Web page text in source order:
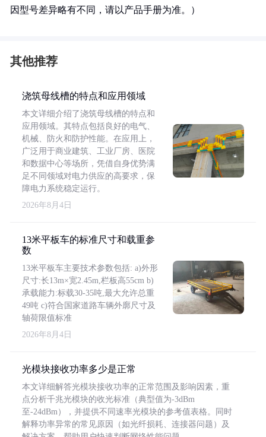
因型号差异略有不同，请以产品手册为准。）
其他推荐
浇筑母线槽的特点和应用领域
本文详细介绍了浇筑母线槽的特点和
应用领域。其特点包括良好的电气、
机械、防火和防护性能。在应用上，
广泛用于商业建筑、工业厂房、医院
和数据中心等场所，凭借自身优势满
足不同领域对电力供应的高要求，保
障电力系统稳定运行。
2026年8月4日
13米平板车的标准尺寸和载重参
数
13米平板车主要技术参数包括: a)外形
尺寸:长13m×宽2.45m,栏板高55cm b)
承载能力:标载30-35吨,最大允许总重
49吨 c)符合国家道路车辆外廓尺寸及
轴荷限值标准
2026年8月4日
光模块接收功率多少是正常
本文详细解答光模块接收功率的正常范围及影响因素，重
点分析千兆光模块的收光标准（典型值为-3dBm
至-24dBm），并提供不同速率光模块的参考值表格。同时
解释功率异常的常见原因（如光纤损耗、连接器问题）及